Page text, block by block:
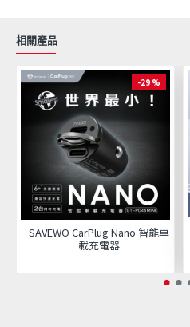
相關產品
-29 %
SAVEWO CarPlug Nano 智能車
載充電器